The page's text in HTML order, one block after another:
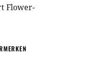
Flower-